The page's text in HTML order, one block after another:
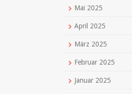
Mai 2025
April 2025
März 2025
Februar 2025
Januar 2025